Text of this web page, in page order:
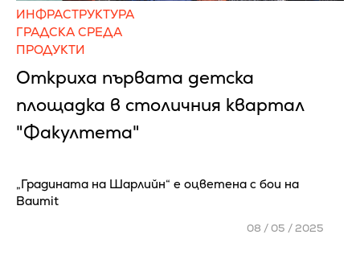
ИНФРАСТРУКТУРА
ГРАДСКА СРЕДА
ПРОДУКТИ
Откриха първата детска
площадка в столичния квартал
"Факултета"
„Градината на Шарлийн“ е оцветена с бои на
Baumit
08 / 05 / 2025